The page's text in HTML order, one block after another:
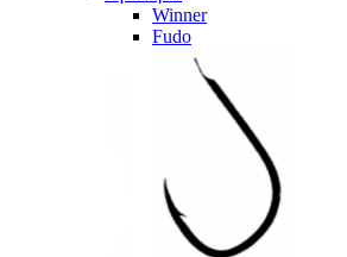
Winner
Fudo